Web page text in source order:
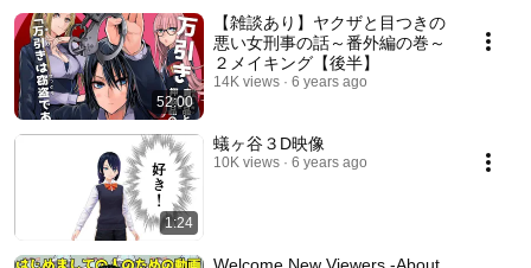
52:00
【雑談あり】ヤクザと目つきの
悪い女刑事の話～番外編の巻～
２メイキング【後半】
14K views 6 years ago
1:24
蟻ヶ谷３D映像
10K views 6 years ago
Welcome New Viewers -About